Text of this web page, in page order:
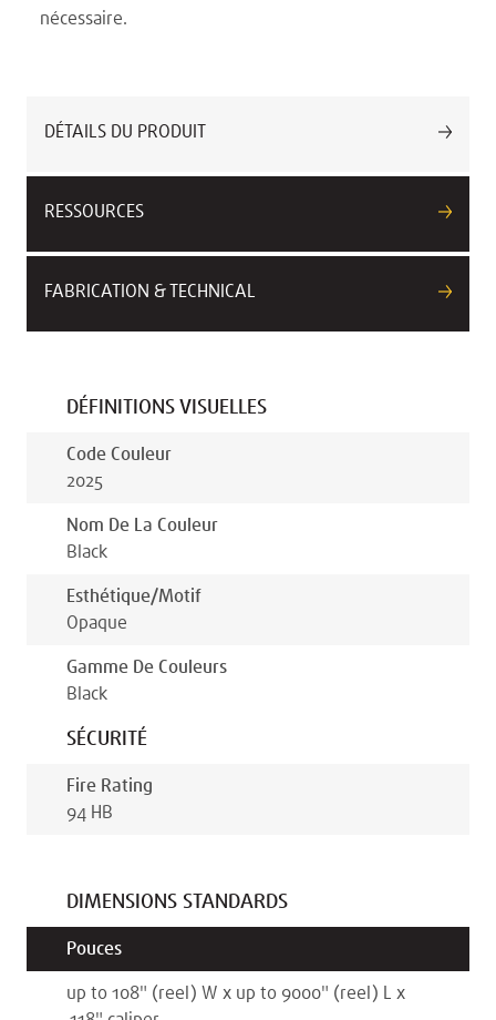
nécessaire.
DÉTAILS DU PRODUIT
RESSOURCES
FABRICATION & TECHNICAL
DÉFINITIONS VISUELLES
Code Couleur
2025
Nom De La Couleur
Black
Esthétique/motif
Opaque
Gamme De Couleurs
Black
SÉCURITÉ
Fire Rating
94 HB
DIMENSIONS STANDARDS
Pouces
up to 108" (reel) W x up to 9000" (reel) L x